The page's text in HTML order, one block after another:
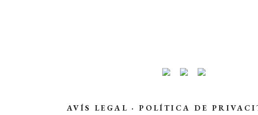
AVÍS LEGAL ·POLÍTICA DE